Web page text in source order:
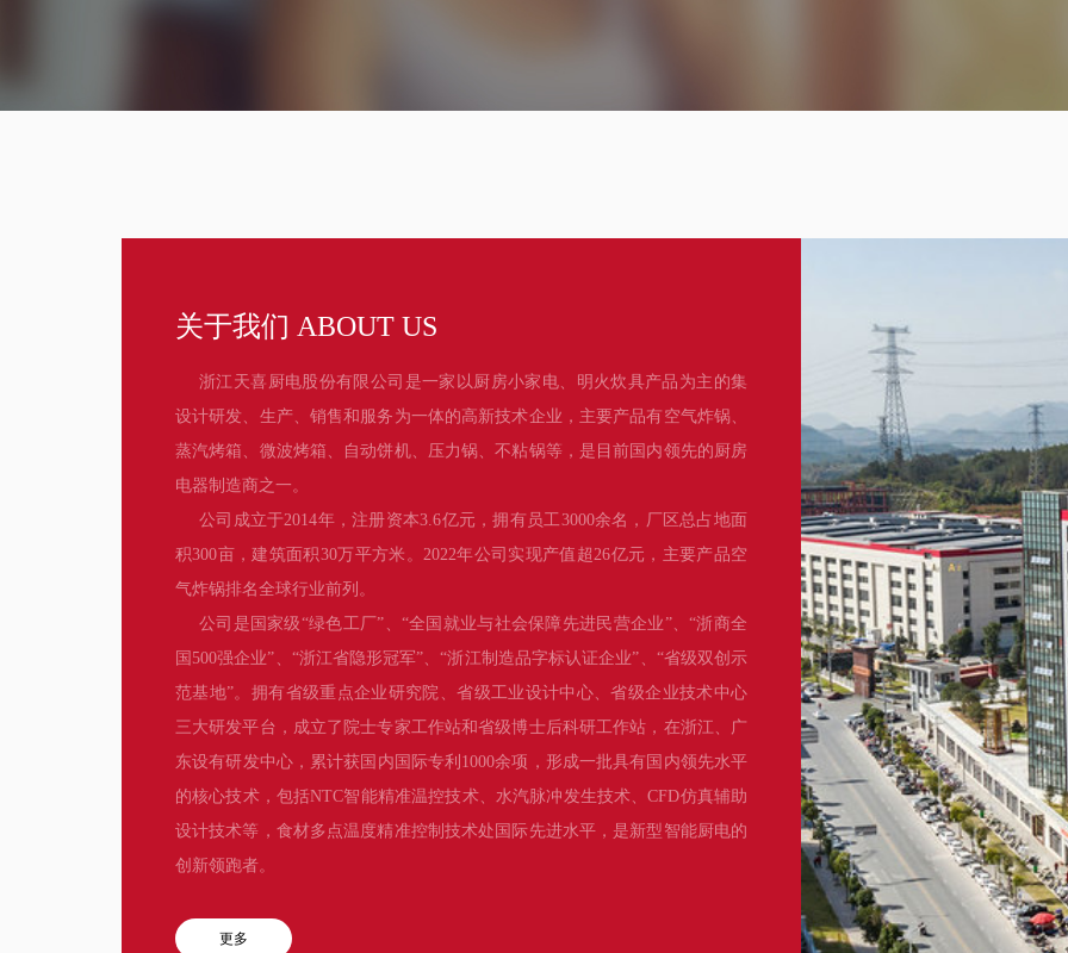
关于我们 ABOUT US
浙江天喜厨电股份有限公司是一家以厨房小家电、明火炊具产品为主的集
设计研发、生产、销售和服务为一体的高新技术企业，主要产品有空气炸锅、
蒸汽烤箱、微波烤箱、自动饼机、压力锅、不粘锅等，是目前国内领先的厨房
电器制造商之一。
公司成立于2014年，注册资本3.6亿元，拥有员工3000余名，厂区总占地面
积300亩，建筑面积30万平方米。2022年公司实现产值超26亿元，主要产品空
气炸锅排名全球行业前列。
公司是国家级“绿色工厂”、“全国就业与社会保障先进民营企业”、“浙商全
国500强企业”、“浙江省隐形冠军”、“浙江制造品字标认证企业”、“省级双创示
范基地”。拥有省级重点企业研究院、省级工业设计中心、省级企业技术中心
三大研发平台，成立了院士专家工作站和省级博士后科研工作站，在浙江、广
东设有研发中心，累计获国内国际专利1000余项，形成一批具有国内领先水平
的核心技术，包括NTC智能精准温控技术、水汽脉冲发生技术、CFD仿真辅助
设计技术等，食材多点温度精准控制技术处国际先进水平，是新型智能厨电的
创新领跑者。
更多